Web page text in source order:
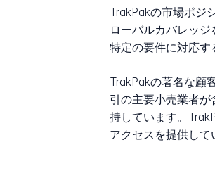
TrakPakの市場ポジ
ローバルカバレッ
特定の要件に対応す
TrakPakの著名な顧
引の主要小売業者
持しています。
アクセスを提供して